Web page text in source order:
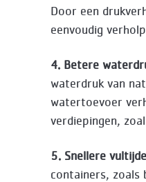
Door een
eenvoudig
4. Betere
waterdruk van
watertoevoer
verdiepingen,
5. Snellere
containers, zoals